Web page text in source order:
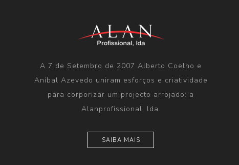
A 7 de Setembro de 2007 Alberto Coelho e
Aníbal Azevedo uniram esforços e criatividade
para corporizar um projecto arrojado: a
Alanprofissional, lda.
SAIBA MAIS